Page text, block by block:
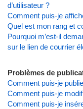
d’utilisateur ?
Comment puis-je
Quel est mon rang et
Pourquoi m’est-il
sur le lien de courrier
Problèmes de
Comment puis-je
Comment puis-je
Comment puis-je